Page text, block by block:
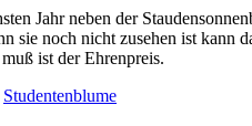
Jahr neben der
sie noch nicht zusehen ist
ist der Ehrenpreis.
Studentenblume